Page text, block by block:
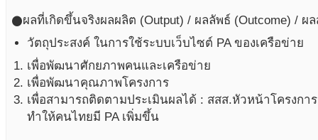
circleผลที่เกิดขึ้นจริงผลผลิต (Output) / ผลลัพธ์ (Outcome) /
วัตถุประสงค์ ในการใช้ระบบเว็บไซต์ PA ของเครือข่าย
เพื่อพัฒนาศักยภาพคนและเครือข่าย
เพื่อพัฒนาคุณภาพโครงการ
เพื่อสามารถติดตามประเมินผลได้ : สสส.หัวหน้าโครงกา
ทำให้คนไทยมี PA เพิ่มขึ้น